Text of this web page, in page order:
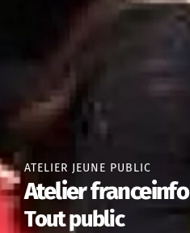
ATELIER JEUNE PUBLIC
Atelier franceinfo
Tout public